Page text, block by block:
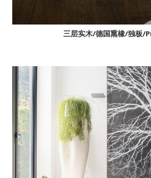
三层实木/浅棕橡木/独板/拉丝/